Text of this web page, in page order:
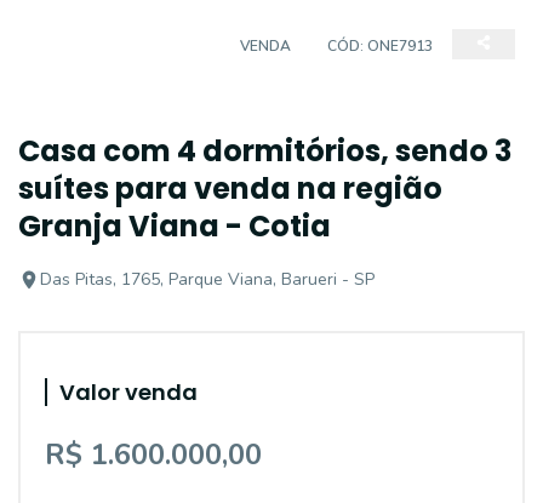
VENDA CÓD: ONE7913
Casa com 4 dormitórios, sendo 3
suítes para venda na região
Granja Viana - Cotia
Das Pitas, 1765, Parque Viana, Barueri - SP
Valor venda
R$ 1.600.000,00